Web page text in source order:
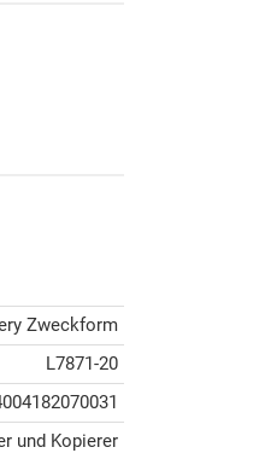
Zweckform
L7871-20
und Kopierer